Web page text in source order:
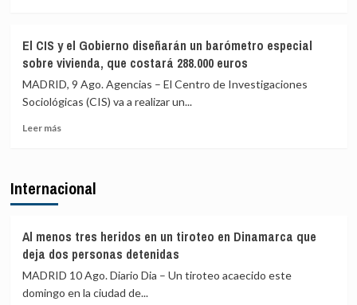
hechos
de
Ceuta
la
UE
pide
activar
el
artículo
102
para
por
la
migratoria
de
Ceuta
El CIS y el Gobierno diseñarán un barómetro especial
sobre vivienda, que costará 288.000 euros
MADRID, 9 Ago. Agencias – El Centro de Investigaciones
Sociológicas (CIS) va a realizar un...
Leer másLeer
CIS
Gobierno
un
barómetro
especial
Internacional
Al menos tres heridos en un tiroteo en Dinamarca que
deja dos personas detenidas
MADRID 10 Ago. Diario Dia – Un tiroteo acaecido este
domingo en la ciudad de...